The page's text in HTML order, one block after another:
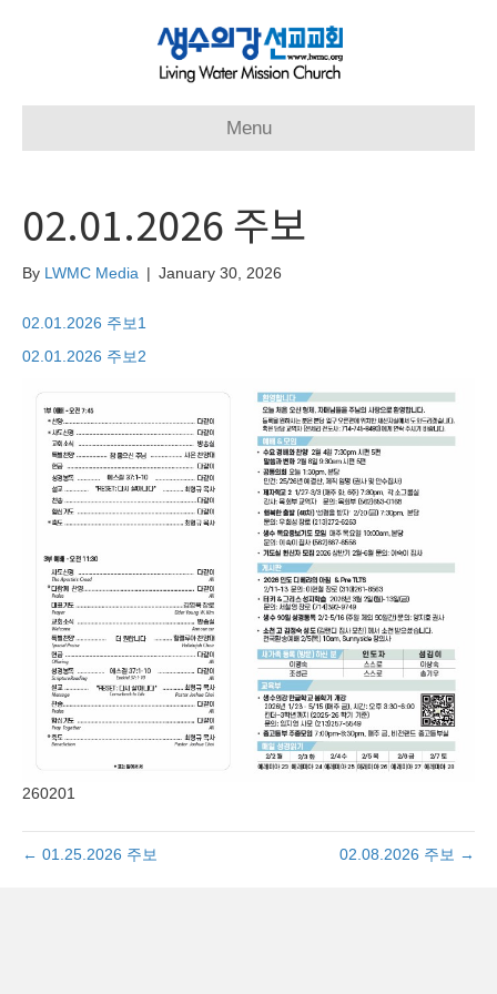
Menu
02.01.2026 주보
By LWMC Media | January 30, 2026
02.01.2026 주보1
02.01.2026 주보2
260201
← 01.25.2026 주보 02.08.2026 주보 →